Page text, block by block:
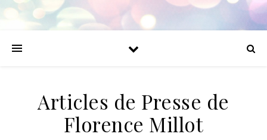
Articles de Presse de
Florence Millot